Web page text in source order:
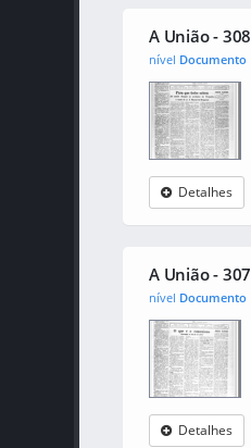
A União - 308
nível Documento
Detalhes
A União - 307
nível Documento
Detalhes